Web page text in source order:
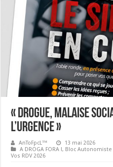
« Drogue, malaise
l’urgence »
AnToFpcL™
13 mai 2026
A DROGA FORA !, Bloc Autonomiste
Vos RDV 2026